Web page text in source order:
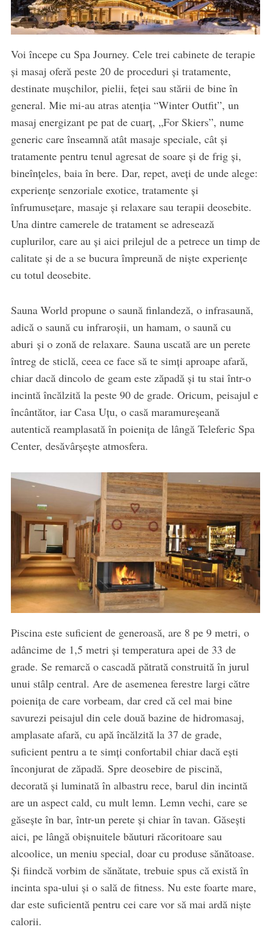
Voi începe cu Spa Journey. Cele trei cabinete de terapie
și masaj oferă peste 20 de proceduri și tratamente,
destinate mușchilor, pielii, feței sau stării de bine în
general. Mie mi-au atras atenția “Winter Outfit”, un
masaj energizant pe pat de cuarț, „For Skiers”, nume
generic care înseamnă atât masaje speciale, cât și
tratamente pentru tenul agresat de soare și de frig și,
bineînțeles, baia în bere. Dar, repet, aveți de unde alege:
experiențe senzoriale exotice, tratamente și
înfrumusețare, masaje și relaxare sau terapii deosebite.
Una dintre camerele de tratament se adresează
cuplurilor, care au și aici prilejul de a petrece un timp de
calitate și de a se bucura împreună de niște experiențe
cu totul deosebite.
Sauna World propune o saună finlandeză, o infrasaună,
adică o saună cu infraroșii, un hamam, o saună cu
aburi și o zonă de relaxare. Sauna uscată are un perete
întreg de sticlă, ceea ce face să te simți aproape afară,
chiar dacă dincolo de geam este zăpadă și tu stai într-o
incintă încălzită la peste 90 de grade. Oricum, peisajul e
încântător, iar Casa Uțu, o casă maramureșeană
autentică reamplasată în poienița de lângă Teleferic Spa
Center, desăvârșește atmosfera.
Piscina este suficient de generoasă, are 8 pe 9 metri, o
adâncime de 1,5 metri și temperatura apei de 33 de
grade. Se remarcă o cascadă pătrată construită în jurul
unui stâlp central. Are de asemenea ferestre largi către
poienița de care vorbeam, dar cred că cel mai bine
savurezi peisajul din cele două bazine de hidromasaj,
amplasate afară, cu apă încălzită la 37 de grade,
suficient pentru a te simți confortabil chiar dacă ești
înconjurat de zăpadă. Spre deosebire de piscină,
decorată și luminată în albastru rece, barul din incintă
are un aspect cald, cu mult lemn. Lemn vechi, care se
găsește în bar, într-un perete și chiar în tavan. Găsești
aici, pe lângă obișnuitele băuturi răcoritoare sau
alcoolice, un meniu special, doar cu produse sănătoase.
Și fiindcă vorbim de sănătate, trebuie spus că există în
incinta spa-ului și o sală de fitness. Nu este foarte mare,
dar este suficientă pentru cei care vor să mai ardă niște
calorii.